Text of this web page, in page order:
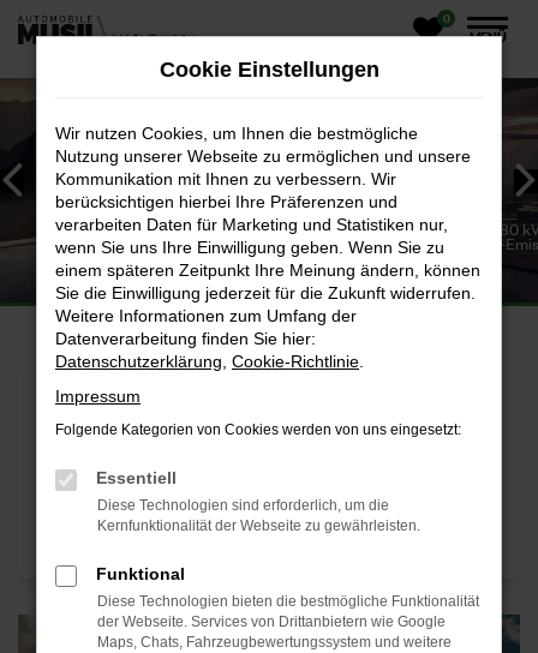
Zum
springen
0
MENÜ
Batterie:
l/100 km;
DER NEUE MGS6 EV
MGS6 EV Luxury, Batteriekapazität 77 kWh, Elektromotor 180
PS) – Energieverbrauch kombiniert: 16,6 kWh/100 km; CO₂-
kombiniert: 0 g/km; CO₂-Klasse: A.
Cookie Einstellungen
Wir nutzen Cookies, um Ihnen die bestmögliche
Nutzung unserer Webseite zu ermöglichen und unsere
Kommunikation mit Ihnen zu verbessern. Wir
berücksichtigen hierbei Ihre Präferenzen und
verarbeiten Daten für Marketing und Statistiken nur,
wenn Sie uns Ihre Einwilligung geben. Wenn Sie zu
einem späteren Zeitpunkt Ihre Meinung ändern, können
Sie die Einwilligung jederzeit für die Zukunft widerrufen.
Weitere Informationen zum Umfang der
Datenverarbeitung finden Sie hier:
Datenschutzerklärung Cookie-Richtlinie
Impressum
Folgende Kategorien von Cookies werden von uns eingesetzt:
Essentiell
Diese Technologien sind erforderlich, um die
Kernfunktionalität der Webseite zu gewährleisten.
Funktional
Diese Technologien bieten die bestmögliche Funktionalität
der Webseite. Services von Drittanbietern wie Google
Maps, Chats, Fahrzeugbewertungssystem und weitere